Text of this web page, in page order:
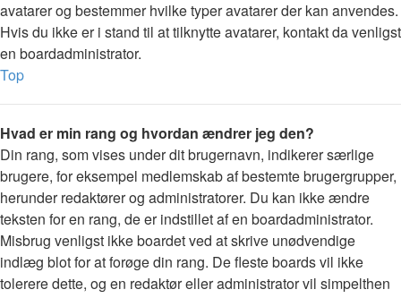
avatarer og bestemmer hvilke typer avatarer der kan anvendes.
Hvis du ikke er i stand til at tilknytte avatarer, kontakt da venligst
en boardadministrator.
Top
Hvad er min rang og hvordan ændrer jeg den?
Din rang, som vises under dit brugernavn, indikerer særlige
brugere, for eksempel medlemskab af bestemte brugergrupper,
herunder redaktører og administratorer. Du kan ikke ændre
teksten for en rang, de er indstillet af en boardadministrator.
Misbrug venligst ikke boardet ved at skrive unødvendige
indlæg blot for at forøge din rang. De fleste boards vil ikke
tolerere dette, og en redaktør eller administrator vil simpelthen